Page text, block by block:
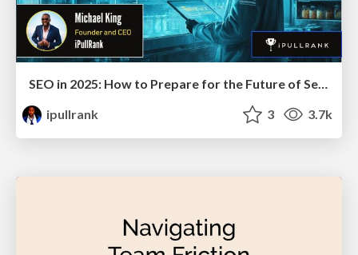
SEO in 2025: How to Prepare for the Future of Search
ipullrank
3 3.7k